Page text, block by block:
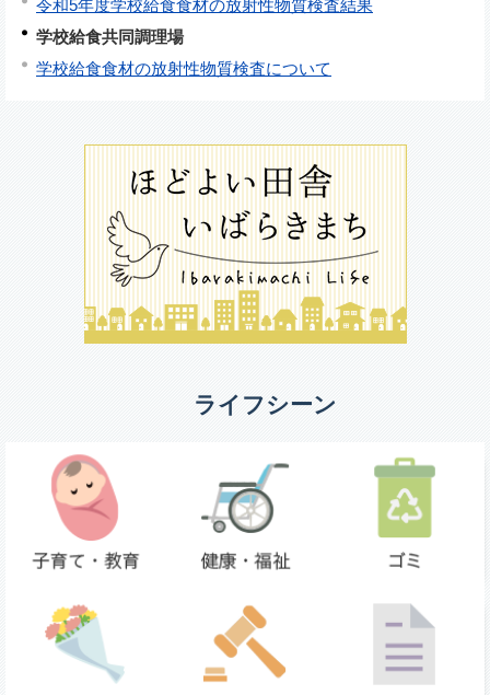
令和5年度学校給食食材の放射性物質検査結果
学校給食共同調理場
学校給食食材の放射性物質検査について
ライフシーン